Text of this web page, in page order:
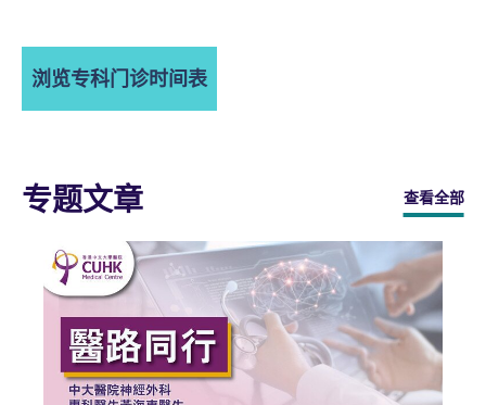
浏览专科门诊时间表
专题文章 查看全部